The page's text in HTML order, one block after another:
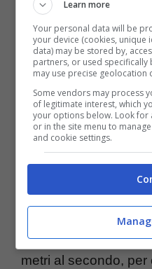
palline da
consigli utili
Quanto pesa una
considerata
45,93 grammi, per
a 4,26 centimetri. E
può comunque
metri al secondo, per
Learn more
Your personal data will be
your device (cookies, unique
data) may be stored by,
partners, or used specifically
may use precise geolocation
Some vendors may process
of legitimate interest, which
your options below. Look for
or in the site menu to
and cookie settings.